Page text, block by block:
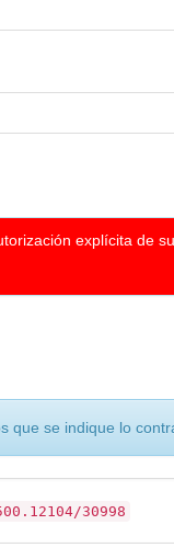
explícita de
que se indique lo
30998